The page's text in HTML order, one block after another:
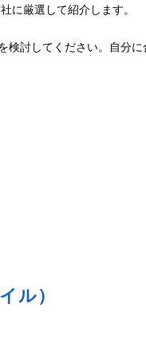
に厳選して紹介します。
討してください。自分
ル）